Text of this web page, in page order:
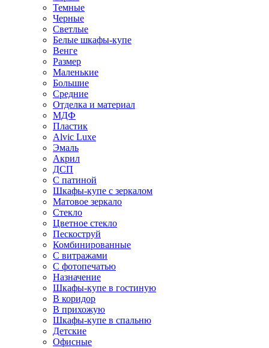
Темные
Черные
Светлые
Белые шкафы-купе
Венге
Размер
Маленькие
Большие
Средние
Отделка и материал
МДФ
Пластик
Alvic Luxe
Эмаль
Акрил
ДСП
С патиной
Шкафы-купе с зеркалом
Матовое зеркало
Стекло
Цветное стекло
Пескоструй
Комбинированные
С витражами
С фотопечатью
Назначение
Шкафы-купе в гостиную
В коридор
В прихожую
Шкафы-купе в спальню
Детские
Офисные